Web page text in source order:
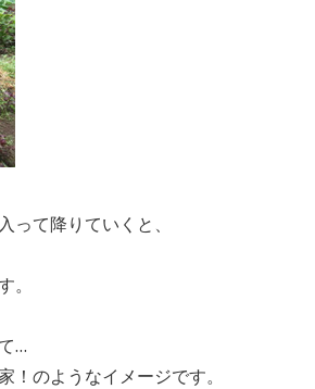
って降りていくと、
…
！のようなイメージです。